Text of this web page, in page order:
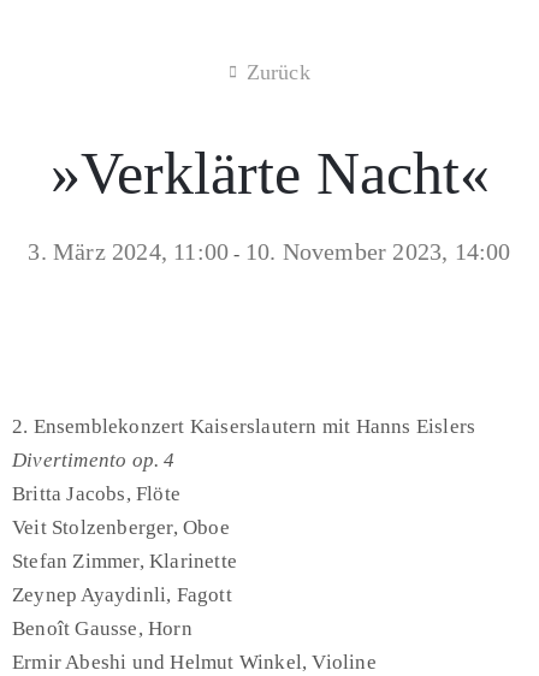
Zurück
»Verklärte Nacht«
3. März 2024, 11:00 - 10. November 2023, 14:00
2. Ensemblekonzert Kaiserslautern mit Hanns Eislers
Divertimento op. 4
Britta Jacobs, Flöte
Veit Stolzenberger, Oboe
Stefan Zimmer, Klarinette
Zeynep Ayaydinli, Fagott
Benoît Gausse, Horn
Ermir Abeshi und Helmut Winkel, Violine